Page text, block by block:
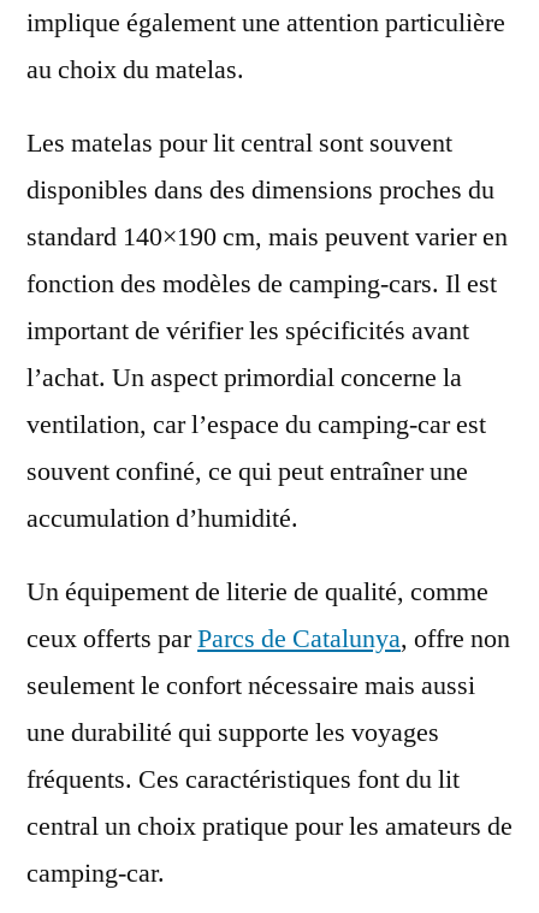
implique également une attention particulière
au choix du matelas.
Les matelas pour lit central sont souvent
disponibles dans des dimensions proches du
standard 140×190 cm, mais peuvent varier en
fonction des modèles de camping-cars. Il est
important de vérifier les spécificités avant
l’achat. Un aspect primordial concerne la
ventilation, car l’espace du camping-car est
souvent confiné, ce qui peut entraîner une
accumulation d’humidité.
Un équipement de literie de qualité, comme
ceux offerts parParcs de Catalunya, offre non
seulement le confort nécessaire mais aussi
une durabilité qui supporte les voyages
fréquents. Ces caractéristiques font du lit
central un choix pratique pour les amateurs de
camping-car.